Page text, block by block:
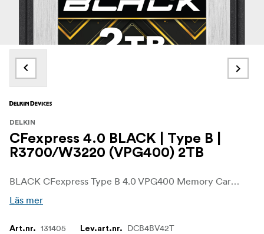
DELKIN
CFexpress 4.0 BLACK | Type B |
R3700/W3220 (VPG400) 2TB
BLACK CFexpress Type B 4.0 VPG400 Memory Card från Delkin Devices kombinerar industriell styrka och tillförlitlighet med oöverträffad prestanda, plus en kvalitetsgaranti som inget annat kort. Med hastigheter som passar professionella fotografer och videofilmare är BLACK CFexpress Type B-kortet särskilt utformat för att utmärka sig i den senaste generationen av avancerade BLACKtic-värdar.
Läs mer
Art.nr. 131405 Lev.art.nr. DCB4BV42T